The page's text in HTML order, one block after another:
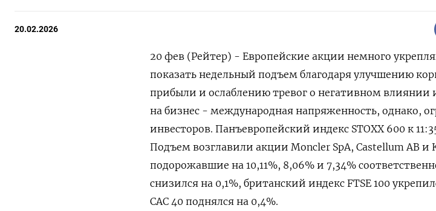
20.02.2026
20 фев (Рейтер) - Европейские акции немного
показать недельный подъем благодаря улучшению
прибыли ​и ослаблению ​тревог о негативном ⁠влиянии
на ‌бизнес - международная напряженность, однако,
инвесторов. Панъевропейский ​индекс STOXX 600 ‌к
Подъем ‌возглавили акции Moncler SpA, Castellum AB и
‌подорожавшие на 10,11%, 8,​06% и 7,34%
снизился на 0,1%, британский индекс FTSE 100
CAC 40 поднялся ‌на 0,4%.